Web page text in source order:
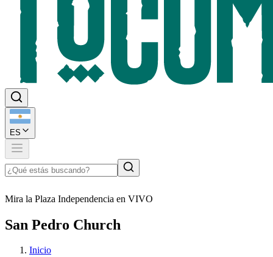
ES
Mira la Plaza Independencia en VIVO
San Pedro Church
Inicio